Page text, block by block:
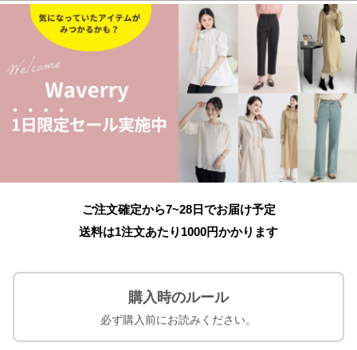
ご注文確定から7~28日でお届け予定
送料は1注文あたり 1000円かかります
購入時のルール
必ず購入前にお読みください。